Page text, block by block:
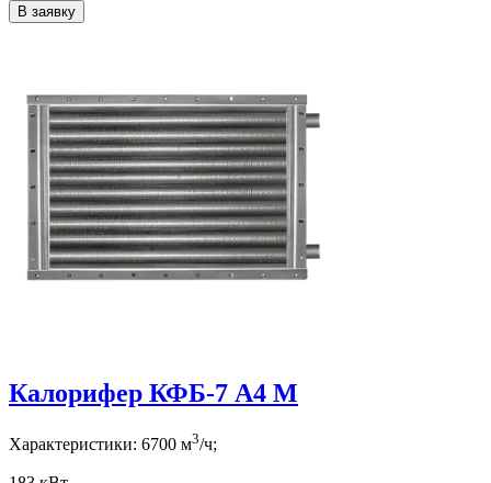
В заявку
Калорифер КФБ-7 А4 М
Характеристики: 6700 м3/ч;